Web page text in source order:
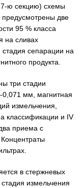
ю секцию) схемы
предусмотрены две
95 % класса
на сливах
сепарации на
продукта.
три стадии
0,071 мм, магнитная
измельчения,
классификации и IV
приема с
в стержневых
измельчения